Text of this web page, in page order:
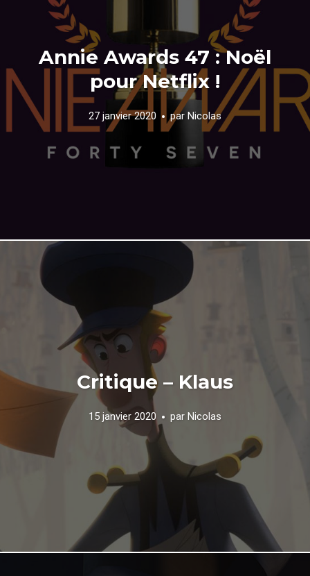
Annie Awards 47 : Noël
pour Netflix !
27 janvier 2020 par Nicolas
Critique – Klaus
15 janvier 2020 par Nicolas